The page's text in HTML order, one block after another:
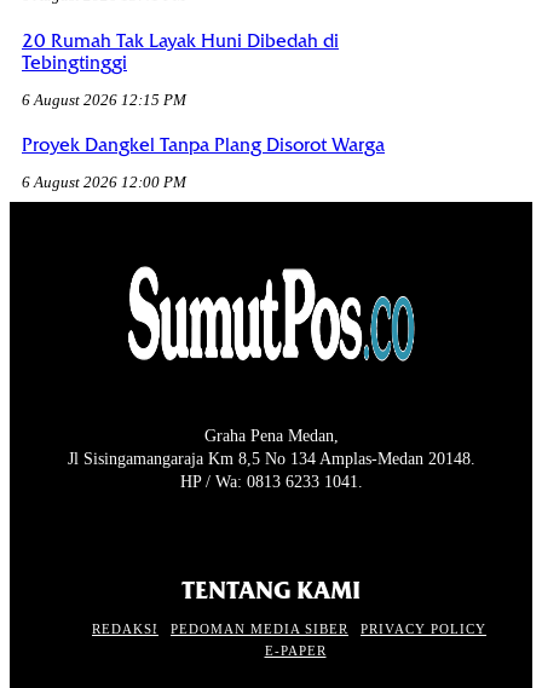
20 Rumah Tak Layak Huni Dibedah di
Tebingtinggi
6 August 2026 12:15 PM
Proyek Dangkel Tanpa Plang Disorot Warga
6 August 2026 12:00 PM
Graha Pena Medan,
Jl Sisingamangaraja Km 8,5 No 134 Amplas-Medan 20148.
HP / Wa: 0813 6233 1041.
TENTANG KAMI
REDAKSI PEDOMAN MEDIA SIBER
PRIVACY POLICY
E-PAPER